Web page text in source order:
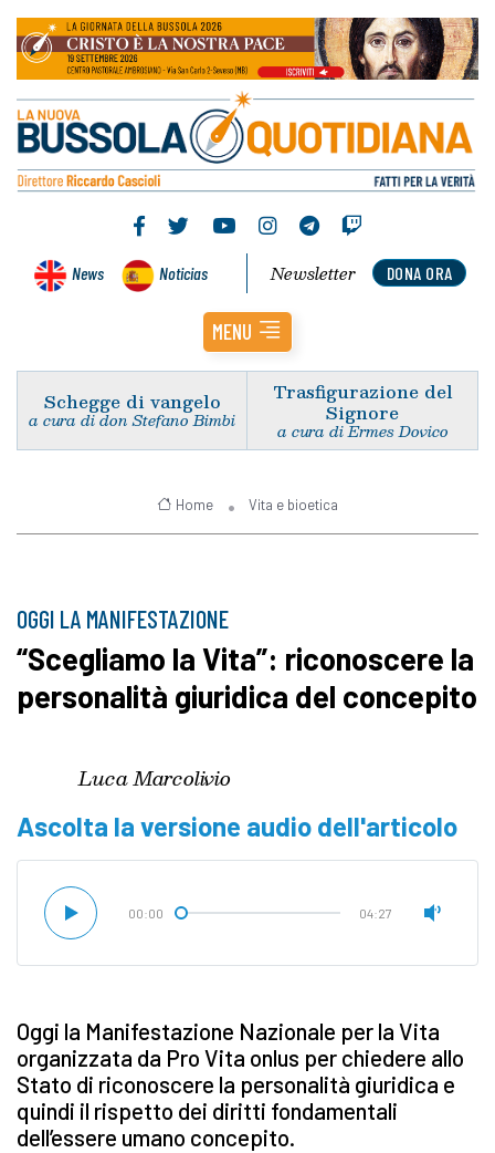
News Noticias DONA ORA
Newsletter
MENU
Schegge di vangelo
a cura di don Stefano Bimbi
Trasfigurazione del
Signore
a cura di Ermes Dovico
Home Vita e bioetica
OGGI LA MANIFESTAZIONE
“Scegliamo la Vita”: riconoscere la
personalità giuridica del concepito
Luca Marcolivio
Ascolta la versione audio dell'articolo
00:00 04:27
Oggi la Manifestazione Nazionale per la Vita
organizzata da Pro Vita onlus per chiedere allo
Stato di riconoscere la personalità giuridica e
quindi il rispetto dei diritti fondamentali
dell’essere umano concepito.